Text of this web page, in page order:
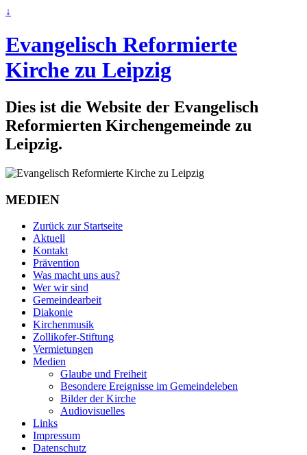
↓
Evangelisch Reformierte
Kirche zu Leipzig
Dies ist die Website der Evangelisch
Reformierten Kirchengemeinde zu
Leipzig.
MEDIEN
Zurück zur Startseite
Aktuell
Kontakt
Prävention
Was macht uns aus?
Wer wir sind
Gemeindearbeit
Diakonie
Kirchenmusik
Zollikofer-Stiftung
Vermietungen
Medien
Glaube und Freiheit
Besondere Ereignisse im Gemeindeleben
Bilder der Kirche
Audiovisuelles
Links
Impressum
Datenschutz